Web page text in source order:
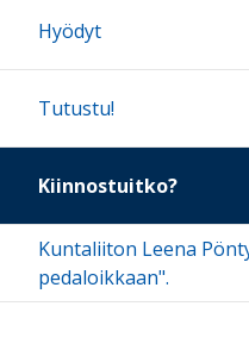
Hyödyt
Tutustu!
Kiinnostuitko?
Kuntaliiton Leena
pedaloikkaan".